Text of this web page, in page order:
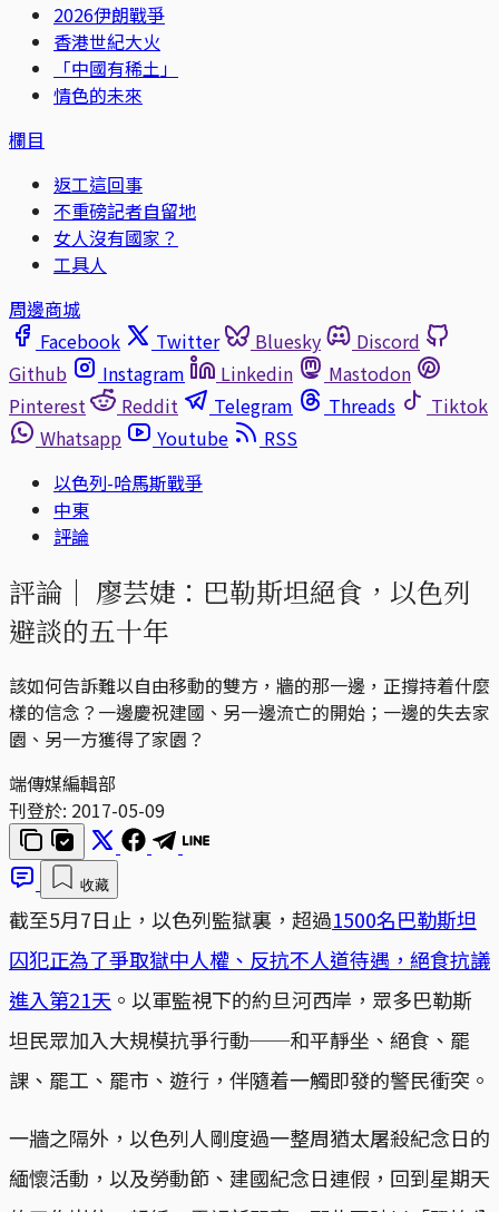
2026伊朗戰爭
香港世紀大火
「中國有稀土」
情色的未來
欄目
返工這回事
不重磅記者自留地
女人沒有國家？
工具人
周邊商城
Facebook
Twitter Bluesky
Discord
Github
Instagram Linkedin
Mastodon
Pinterest
Reddit Telegram Threads
Tiktok
Whatsapp
Youtube
RSS
以色列-哈馬斯戰爭
中東
評論
評論｜ 廖芸婕：巴勒斯坦絕食，以色列
避談的五十年
該如何告訴難以自由移動的雙方，牆的那一邊，正撐持着什麼
樣的信念？一邊慶祝建國、另一邊流亡的開始；一邊的失去家
園、另一方獲得了家園？
端傳媒編輯部
刊登於: 2017-05-09
收藏
截至5月7日止，以色列監獄裏，超過1500名巴勒斯坦
囚犯正為了爭取獄中人權、反抗不人道待遇，絕食抗議
進入第21天 。以軍監視下的約旦河西岸，眾多巴勒斯
坦民眾加入大規模抗爭行動──和平靜坐、絕食、罷
課、罷工、罷市、遊行，伴隨着一觸即發的警民衝突。
一牆之隔外，以色列人剛度過一整周猶太屠殺紀念日的
緬懷活動，以及勞動節、建國紀念日連假，回到星期天